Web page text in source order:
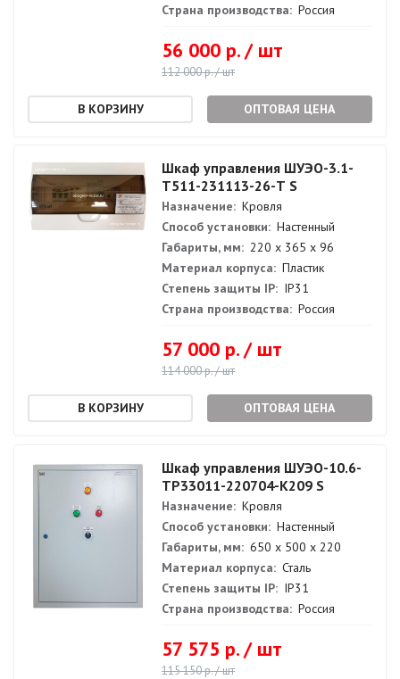
Страна производства: Россия
56 000 р. / шт
112 000 р. / шт
ОПТОВАЯ ЦЕНА
Шкаф управления ШУЭО-3.1-
Т511-231113-26-Т S
Назначение: Кровля
Способ установки: Настенный
Габариты, мм: 220 х 365 х 96
Материал корпуса: Пластик
Степень защиты IP: IP31
Страна производства: Россия
57 000 р. / шт
114 000 р. / шт
ОПТОВАЯ ЦЕНА
Шкаф управления ШУЭО-10.6-
ТР33011-220704-К209 S
Назначение: Кровля
Способ установки: Настенный
Габариты, мм: 650 х 500 х 220
Материал корпуса: Сталь
Степень защиты IP: IP31
Страна производства: Россия
57 575 р. / шт
115 150 р. / шт